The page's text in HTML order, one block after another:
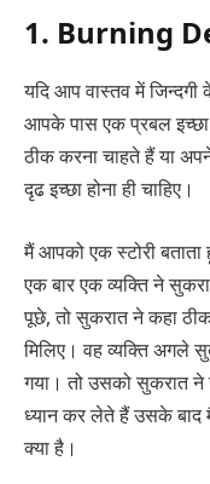
1. Burning
यदि आप वास्तव में जिन्दगी
आपके पास एक प्रबल
ठीक करना चाहते हैं या
दृढ इच्छा होना ही चाहिए।
मैं आपको एक स्टोरी बताता
एक बार एक व्यक्ति ने
पूछे, तो सुकरात ने कहा
मिलिए। वह व्यक्ति अगले
गया। तो उसको सुकरात ने
ध्यान कर लेते हैं उसके बाद
क्या है।